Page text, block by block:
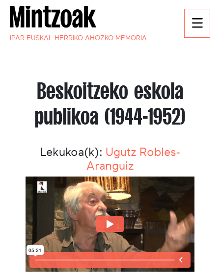
IPAR EUSKAL HERRIKO AHOZKO MEMORIA
Beskoitzeko eskola
publikoa (1944-1952)
Lekukoa(k): Ugutz Robles-
Aranguiz